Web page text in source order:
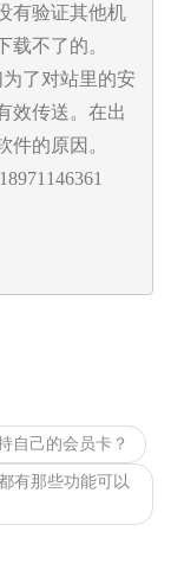
有验证其他机
不了的。
效传送。在出
的原因。
自己的会员卡？
有那些功能可以